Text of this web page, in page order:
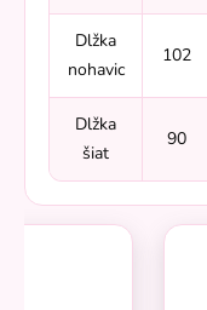
Dlžka
nohavic
102
Dlžka
šiat
90